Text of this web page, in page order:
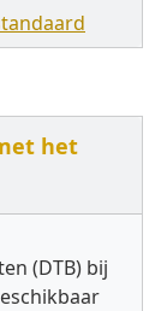
het
(DTB) bij